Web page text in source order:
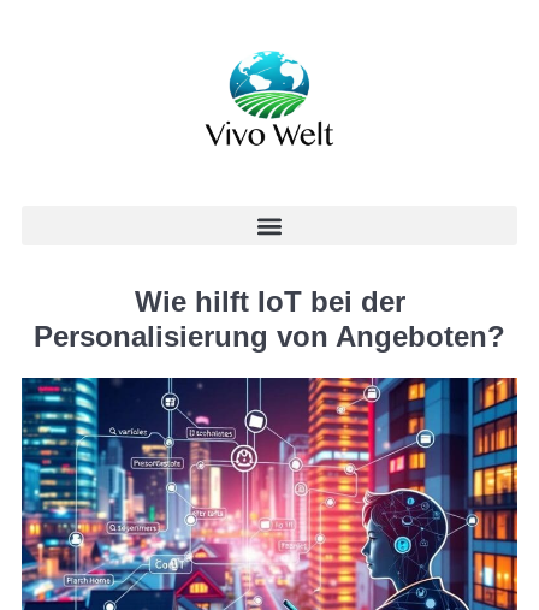
Wie hilft IoT bei der
Personalisierung von Angeboten?